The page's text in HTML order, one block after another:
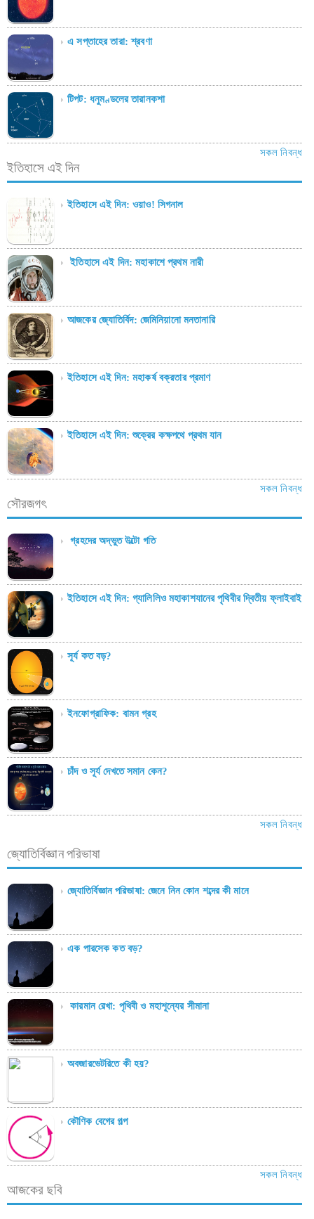
এ সপ্তাহের তারা: শ্রবণা
টিপট: ধনুমণ্ডলের তারানকশা
সকল নিবন্ধ
ইতিহাসে এই দিন
ইতিহাসে এই দিন: ওয়াও! সিগনাল
ইতিহাসে এই দিন: মহাকাশে প্রথম নারী
আজকের জ্যোতির্বিদ: জেমিনিয়ানো মনতানারি
ইতিহাসে এই দিন: মহাকর্ষ বক্রতার প্রমাণ
ইতিহাসে এই দিন: শুক্রের কক্ষপথে প্রথম যান
সকল নিবন্ধ
সৌরজগৎ
গ্রহদের অদ্ভুত উল্টো গতি
ইতিহাসে এই দিন: গ্যালিলিও মহাকাশযানের পৃথিবীর দ্বিতীয় ফ্লাইবাই
সূর্য কত বড়?
ইনফোগ্রাফিক: বামন গ্রহ
চাঁদ ও সূর্য দেখতে সমান কেন?
সকল নিবন্ধ
জ্যোতির্বিজ্ঞান পরিভাষা
জ্যোতির্বিজ্ঞান পরিভাষা: জেনে নিন কোন শব্দের কী মানে
এক পারসেক কত বড়?
কারমান রেখা: পৃথিবী ও মহাশূন্যের সীমানা
অবজারভেটরিতে কী হয়?
কৌণিক বেগের গল্প
সকল নিবন্ধ
আজকের ছবি